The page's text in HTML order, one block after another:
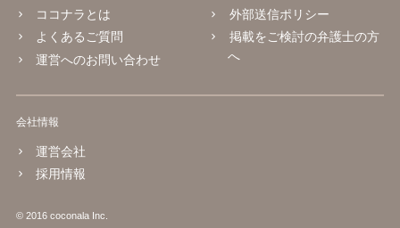
ココナラとは
よくあるご質問
運営へのお問い合わせ
外部送信ポリシー
掲載をご検討の弁護士の方
へ
会社情報
運営会社
採用情報
© 2016 coconala Inc.